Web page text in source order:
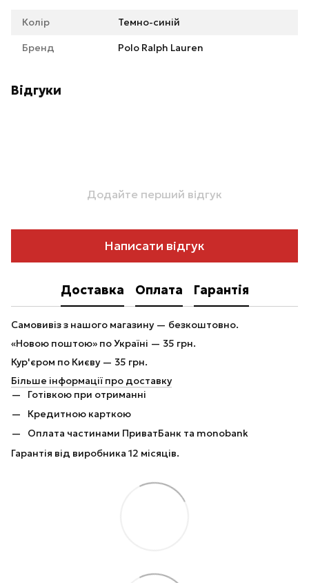
Колір Темно-синій
Бренд Polo Ralph Lauren
Відгуки
Додайте перший відгук
Написати відгук
Доставка Оплата Гарантія
Самовивіз з нашого магазину — безкоштовно.
«Новою поштою» по Україні — 35 грн.
Кур'єром по Києву — 35 грн.
Більше інформації про доставку
Готівкою при отриманні
Кредитною карткою
Оплата частинами ПриватБанк та monobank
Гарантія від виробника 12 місяців.